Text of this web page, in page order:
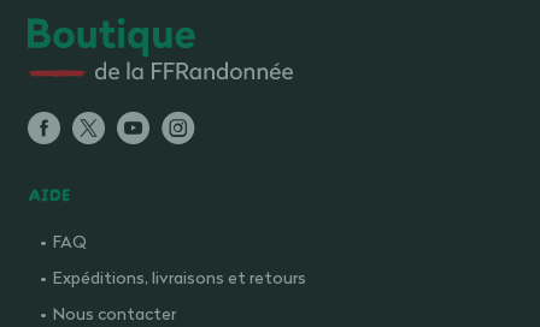
AIDE
FAQ
Expéditions, livraisons et retours
Nous contacter